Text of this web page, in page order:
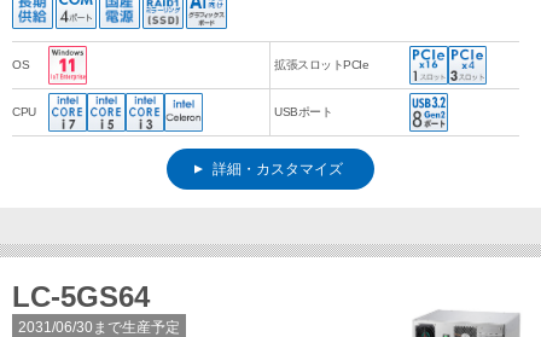
OS 拡張スロットPCIe
CPU USBポート
詳細・カスタマイズ
LC-5GS64
2031/06/30まで生産予定